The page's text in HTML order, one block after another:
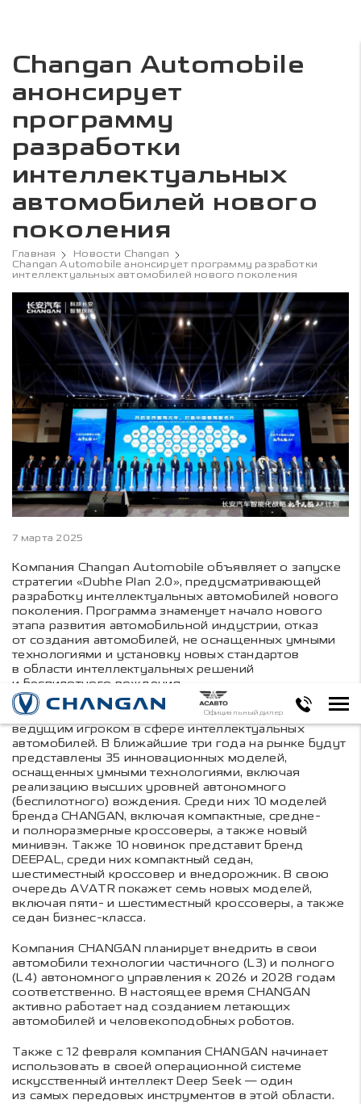
Официальный дилер
Changan Automobile
анонсирует
программу
разработки
интеллектуальных
автомобилей нового
поколения
Главная
Новости Changan
Changan Automobile анонсирует программу разработки
интеллектуальных автомобилей нового поколения
7 марта 2025
Компания Changan Automobile объявляет о запуске
стратегии «Dubhe Plan 2.0», предусматривающей
разработку интеллектуальных автомобилей нового
поколения. Программа знаменует начало нового
этапа развития автомобильной индустрии, отказ
от создания автомобилей, не оснащенных умными
технологиями и установку новых стандартов
в области интеллектуальных решений
и беспилотного вождения.
Компания CHANGAN нацелена на то, чтобы стать
ведущим игроком в сфере интеллектуальных
автомобилей. В ближайшие три года на рынке будут
представлены 35 инновационных моделей,
оснащенных умными технологиями, включая
реализацию высших уровней автономного
(беспилотного) вождения. Среди них 10 моделей
бренда CHANGAN, включая компактные, средне-
и полноразмерные кроссоверы, а также новый
минивэн. Также 10 новинок представит бренд
DEEPAL, среди них компактный седан,
шестиместный кроссовер и внедорожник. В свою
очередь AVATR покажет семь новых моделей,
включая пяти- и шестиместный кроссоверы, а также
седан бизнес-класса.
Компания CHANGAN планирует внедрить в свои
автомобили технологии частичного (L3) и полного
(L4) автономного управления к 2026 и 2028 годам
соответственно. В настоящее время CHANGAN
активно работает над созданием летающих
автомобилей и человекоподобных роботов.
Также с 12 февраля компания CHANGAN начинает
использовать в своей операционной системе
искусственный интеллект Deep Seek — один
из самых передовых инструментов в этой области.